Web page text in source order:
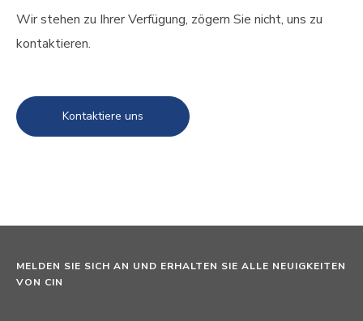
Wir stehen zu Ihrer Verfügung, zögern Sie nicht, uns zu
kontaktieren.
Kontaktiere uns
MELDEN SIE SICH AN UND ERHALTEN SIE ALLE NEUIGKEITEN
VON CIN